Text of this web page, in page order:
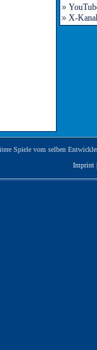
»
» X-
Spiele vom selben
Imprint